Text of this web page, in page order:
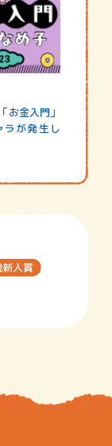
お金入門」
が発生し
人賞